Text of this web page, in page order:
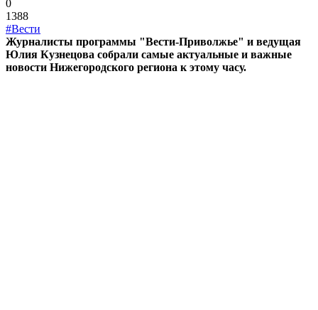
0
1388
#Вести
Журналисты программы "Вести-Приволжье" и ведущая
Юлия Кузнецова собрали самые актуальные и важные
новости Нижегородского региона к этому часу.